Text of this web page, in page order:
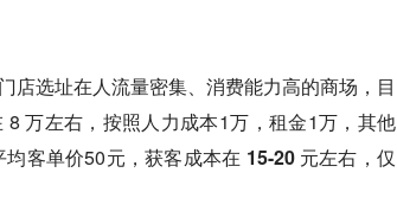
门店选址在人流量密集、消费能力高的商场，目
8 万左右，按照人力成本1万，租金1万，其他
均客单价50元，获客成本在 15-20 元左右，仅